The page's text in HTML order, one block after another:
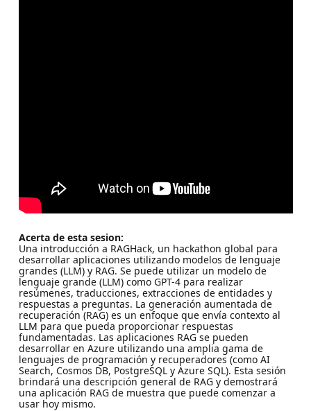
Acerta de esta sesion:
Una introducción a RAGHack, un hackathon global para
desarrollar aplicaciones utilizando modelos de lenguaje
grandes (LLM) y RAG. Se puede utilizar un modelo de
lenguaje grande (LLM) como GPT-4 para realizar
resúmenes, traducciones, extracciones de entidades y
respuestas a preguntas. La generación aumentada de
recuperación (RAG) es un enfoque que envía contexto al
LLM para que pueda proporcionar respuestas
fundamentadas. Las aplicaciones RAG se pueden
desarrollar en Azure utilizando una amplia gama de
lenguajes de programación y recuperadores (como AI
Search, Cosmos DB, PostgreSQL y Azure SQL). Esta sesión
brindará una descripción general de RAG y demostrará
una aplicación RAG de muestra que puede comenzar a
usar hoy mismo.